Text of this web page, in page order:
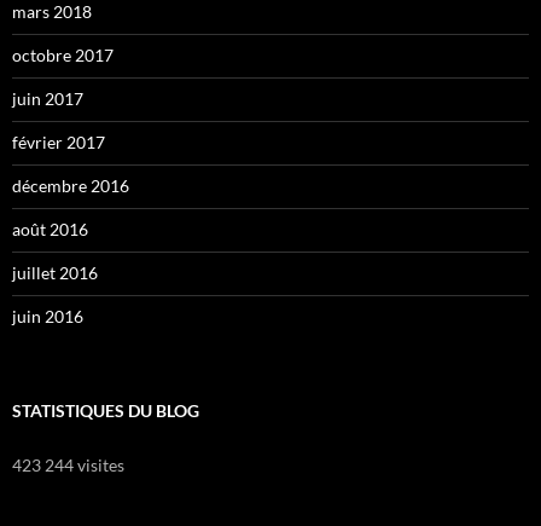
mars 2018
octobre 2017
juin 2017
février 2017
décembre 2016
août 2016
juillet 2016
juin 2016
STATISTIQUES DU BLOG
423 244 visites